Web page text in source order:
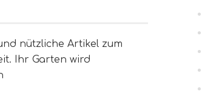
nützliche Artikel zum
Ihr Garten wird